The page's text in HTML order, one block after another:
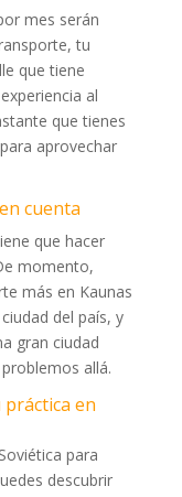
mes serán
tu
que tiene
al
que tienes
aprovechar
cuenta
que hacer
momento,
más en Kaunas
del país, y
gran ciudad
allá.
en
para
descubrir